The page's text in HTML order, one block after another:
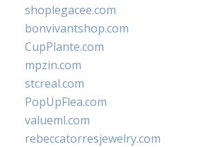
shoplegacee.com
bonvivantshop.com
CupPlante.com
mpzin.com
stcreal.com
PopUpFlea.com
valueml.com
rebeccatorresjewelry.com